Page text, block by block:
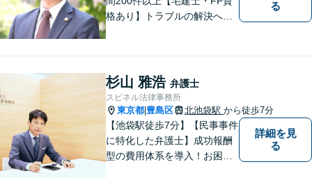
格あり】トラブルの解決へは
続・離婚・企業法務はお任せ
ください。【板橋駅徒歩1分】
る
杉山 雅浩 弁護士
スピネル法律事務所
東京都 豊島区 北池袋駅 から徒歩7分
【池袋駅徒歩7分】【民事事件
に特化した弁護士】成功報酬
型の費用体系を導入！お困り
詳細を見
る